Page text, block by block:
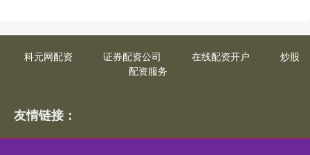
科元网配资 证券配资公司 在线配资开户
炒股
配资服务
友情链接：